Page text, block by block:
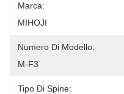
Marca:
MIHOJI
Numero Di Modello:
M-F3
Tipo Di Spine: